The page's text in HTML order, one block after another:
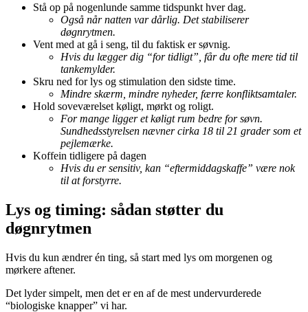
Stå op på nogenlunde samme tidspunkt hver dag.
Også når natten var dårlig. Det stabiliserer
døgnrytmen.
Vent med at gå i seng, til du faktisk er søvnig.
Hvis du lægger dig “for tidligt”, får du ofte mere tid til
tankemylder.
Skru ned for lys og stimulation den sidste time.
Mindre skærm, mindre nyheder, færre konfliktsamtaler.
Hold soveværelset køligt, mørkt og roligt.
For mange ligger et køligt rum bedre for søvn.
Sundhedsstyrelsen nævner cirka 18 til 21 grader som et
pejlemærke.
Koffein tidligere på dagen
Hvis du er sensitiv, kan “eftermiddagskaffe” være nok
til at forstyrre.
Lys og timing: sådan støtter du
døgnrytmen
Hvis du kun ændrer én ting, så start med lys om morgenen og
mørkere aftener.
Det lyder simpelt, men det er en af de mest undervurderede
“biologiske knapper” vi har.